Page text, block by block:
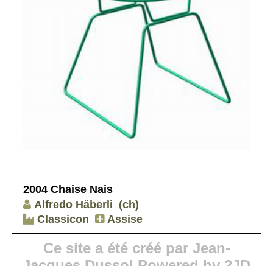
2004 Chaise Nais
Alfredo Häberli (ch)
Classicon
Assise
Ce site a été créé par Jean-